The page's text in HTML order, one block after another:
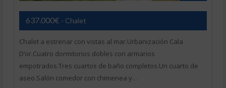
637.000€ - Chalet
Chalet a estrenar con vistas al mar.Urbanización Cala
D’or.Cuatro dormitorios dobles con armarios
empotrados.Tres cuartos de baño completos.Un cuarto de
aseo.Salón comedor con chimenea y…